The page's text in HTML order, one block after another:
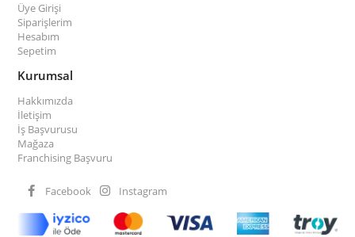
Üye Girişi
Siparişlerim
Hesabım
Sepetim
Kurumsal
Hakkımızda
İletişim
İş Başvurusu
Mağaza
Franchising Başvuru
Facebook Instagram